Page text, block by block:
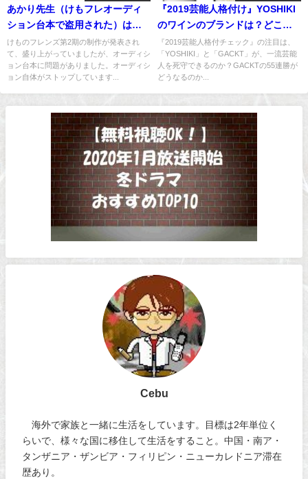
あかり先生（けもフレオーディ
ション台本で盗用された）は
誰？経歴プロフ！
けものフレンズ第2期の制作が発表され
て、盛り上がっていましたが、オーディシ
ョン台本に問題がありました。オーディシ
ョン自体がストップしています...
『2019芸能人格付け』YOSHIKI
のワインのブランドは？どこで
買える？
『2019芸能人格付チェック』の注目は、
「YOSHIKI」と「GACKT」が、一流芸能
人を死守できるのか？GACKTの55連勝が
どうなるのか...
Cebu
海外で家族と一緒に生活をしています。目標は2年単位く
らいで、様々な国に移住して生活をすること。中国・南ア・
タンザニア・ザンビア・フィリピン・ニューカレドニア滞在
歴あり。